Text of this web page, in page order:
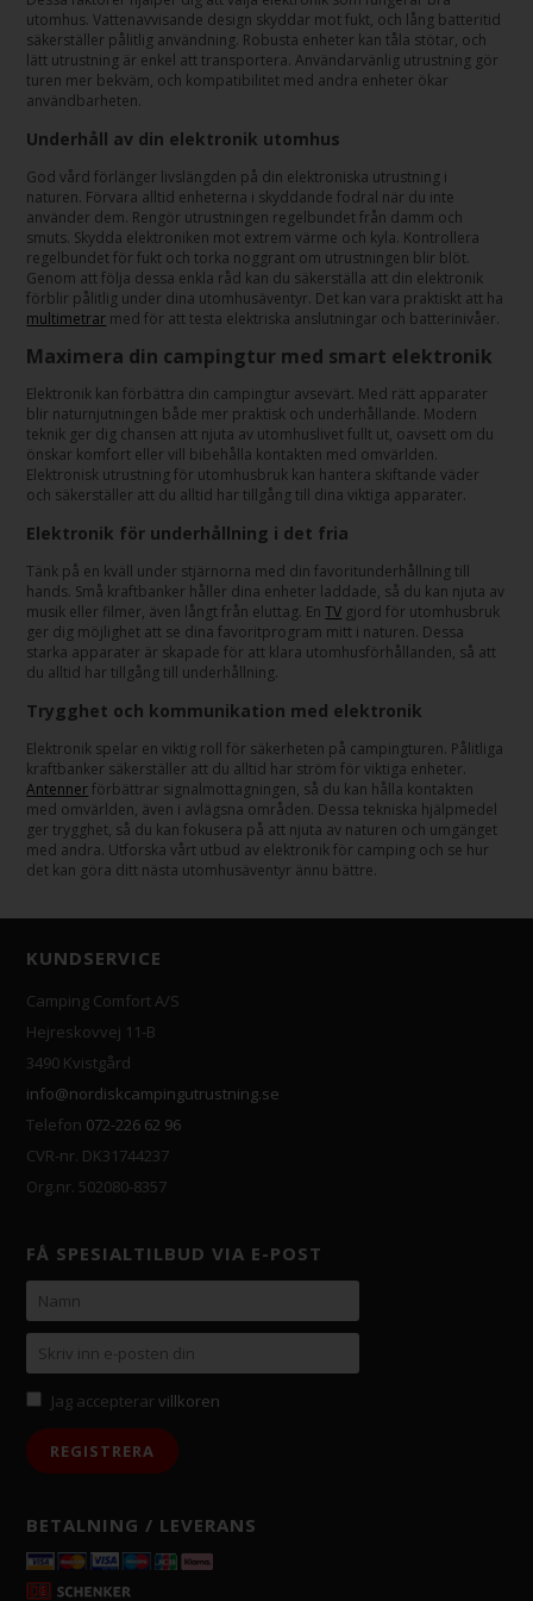
utomhus. Vattenavvisande design skyddar mot fukt, och lång batteritid
säkerställer pålitlig användning. Robusta enheter kan tåla stötar, och
lätt utrustning är enkel att transportera. Användarvänlig utrustning gör
turen mer bekväm, och kompatibilitet med andra enheter ökar
användbarheten.
Underhåll av din elektronik utomhus
God vård förlänger livslängden på din elektroniska utrustning i
naturen. Förvara alltid enheterna i skyddande fodral när du inte
använder dem. Rengör utrustningen regelbundet från damm och
smuts. Skydda elektroniken mot extrem värme och kyla. Kontrollera
regelbundet för fukt och torka noggrant om utrustningen blir blöt.
Genom att följa dessa enkla råd kan du säkerställa att din elektronik
förblir pålitlig under dina utomhusäventyr. Det kan vara praktiskt att ha
multimetrar med för att testa elektriska anslutningar och batterinivåer.
Maximera din campingtur med smart elektronik
Elektronik kan förbättra din campingtur avsevärt. Med rätt apparater
blir naturnjutningen både mer praktisk och underhållande. Modern
teknik ger dig chansen att njuta av utomhuslivet fullt ut, oavsett om du
önskar komfort eller vill bibehålla kontakten med omvärlden.
Elektronisk utrustning för utomhusbruk kan hantera skiftande väder
och säkerställer att du alltid har tillgång till dina viktiga apparater.
Elektronik för underhållning i det fria
Tänk på en kväll under stjärnorna med din favoritunderhållning till
hands. Små kraftbanker håller dina enheter laddade, så du kan njuta av
musik eller filmer, även långt från eluttag. EnTV gjord för utomhusbruk
ger dig möjlighet att se dina favoritprogram mitt i naturen. Dessa
starka apparater är skapade för att klara utomhusförhållanden, så att
du alltid har tillgång till underhållning.
Trygghet och kommunikation med elektronik
Elektronik spelar en viktig roll för säkerheten på campingturen. Pålitliga
kraftbanker säkerställer att du alltid har ström för viktiga enheter.
Antennerförbättrar signalmottagningen, så du kan hålla kontakten
med omvärlden, även i avlägsna områden. Dessa tekniska hjälpmedel
ger trygghet, så du kan fokusera på att njuta av naturen och umgänget
med andra. Utforska vårt utbud av elektronik för camping och se hur
det kan göra ditt nästa utomhusäventyr ännu bättre.
KUNDSERVICE
Camping Comfort A/S
Hejreskovvej 11-B
3490 Kvistgård
info@nordiskcampingutrustning.se
Telefon 072-226 62 96
CVR-nr. DK31744237
Org.nr. 502080-8357
FÅ SPESIALTILBUD VIA E-POST
Jag accepterarvillkoren
BETALNING / LEVERANS